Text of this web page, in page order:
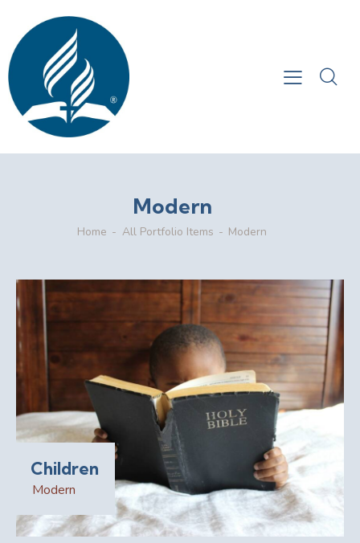
Modern
Home All Portfolio Items Modern
Children
Modern